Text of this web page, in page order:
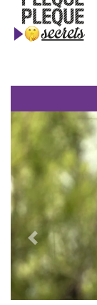
Previous